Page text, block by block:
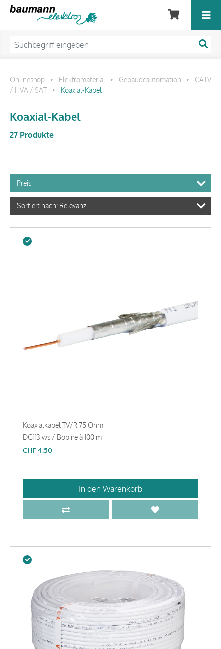
Onlineshop • Elektromaterial • Gebäudeautomation •
CATV
/ HVA / SAT
• Koaxial-Kabel
Koaxial-Kabel
27 Produkte
Preis
Sortiert nach: Relevanz
Koaxialkabel TV/R 75 Ohm
DG113 ws / Bobine à 100 m
CHF 4.50
In den Warenkorb